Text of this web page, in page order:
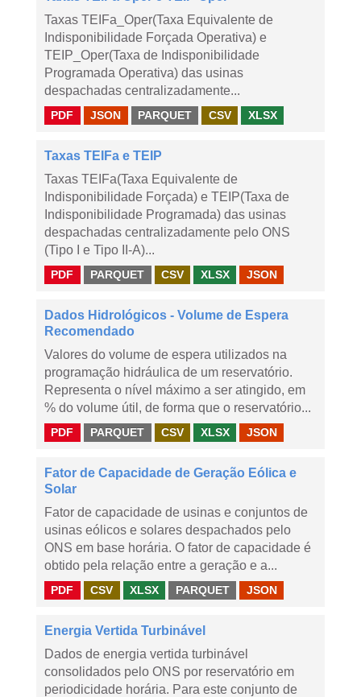
Taxas TEIFa_Oper(Taxa Equivalente de
Indisponibilidade Forçada Operativa) e
TEIP_Oper(Taxa de Indisponibilidade
Programada Operativa) das usinas
despachadas centralizadamente...
PDF JSON PARQUET CSV XLSX
Taxas TEIFa e TEIP
Taxas TEIFa(Taxa Equivalente de
Indisponibilidade Forçada) e TEIP(Taxa de
Indisponibilidade Programada) das usinas
despachadas centralizadamente pelo ONS
(Tipo I e Tipo II-A)...
PDF PARQUET CSV XLSX JSON
Dados Hidrológicos - Volume de Espera
Recomendado
Valores do volume de espera utilizados na
programação hidráulica de um reservatório.
Representa o nível máximo a ser atingido, em
% do volume útil, de forma que o reservatório...
PDF PARQUET CSV XLSX JSON
Fator de Capacidade de Geração Eólica e
Solar
Fator de capacidade de usinas e conjuntos de
usinas eólicos e solares despachados pelo
ONS em base horária. O fator de capacidade é
obtido pela relação entre a geração e a...
PDF CSV XLSX PARQUET JSON
Energia Vertida Turbinável
Dados de energia vertida turbinável
consolidados pelo ONS por reservatório em
periodicidade horária. Para este conjunto de